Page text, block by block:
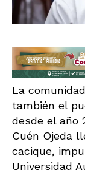
La
también el
desde el año
Cuén Ojeda
cacique,
Universidad